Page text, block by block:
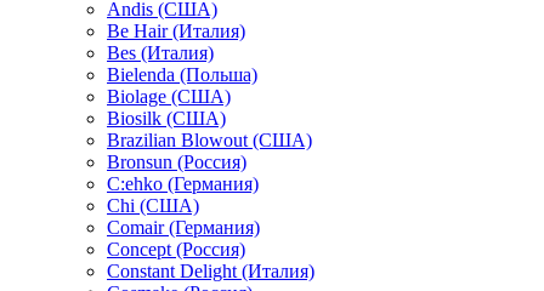
Andis (США)
Be Hair (Италия)
Bes (Италия)
Bielenda (Польша)
Biolage (США)
Biosilk (США)
Brazilian Blowout (США)
Bronsun (Россия)
C:ehko (Германия)
Chi (США)
Comair (Германия)
Concept (Россия)
Constant Delight (Италия)